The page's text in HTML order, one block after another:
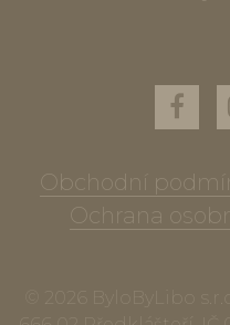
Obchodní
Ochrana
© 2026 ByloByLibo